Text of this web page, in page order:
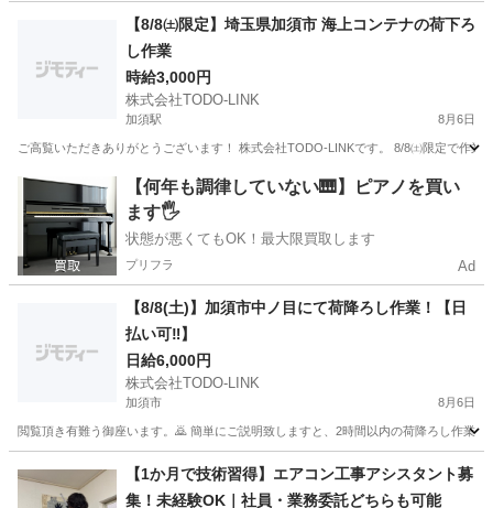
上尾駅 仕分け 雑草
【8/8㈯限定】埼玉県加須市 海上コンテナの荷下ろ
し作業
時給3,000円
株式会社TODO-LINK
加須駅 8月6日
ご高覧いただきありがとうございます！ 株式会社TODO-LINKです。 8/8㈯限定で作業
埼玉 加須市 加須駅 軽作業 コンテナ
【何年も調律していない🎹】ピアノを買い
ます🖐️
状態が悪くてもOK！最大限買取します
プリフラ Ad
【8/8(土)】加須市中ノ目にて荷降ろし作業！【日
払い可‼️】
日給6,000円
株式会社TODO-LINK
加須市 8月6日
閲覧頂き有難う御座います。🙇 簡単にご説明致しますと、2時間以内の荷降ろし作業
軽作業 給料
【1か月で技術習得】エアコン工事アシスタント募
集！未経験OK｜社員・業務委託どちらも可能